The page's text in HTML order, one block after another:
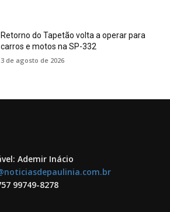
Retorno do Tapetão volta a operar para
carros e motos na SP-332
3 de agosto de 2026
Ademir Inácio
99749-8278